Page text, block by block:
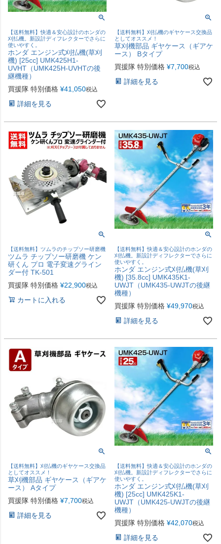
【送料無料】快適＆安心設計のホンダの
刈払機。新設計ディフレクターでさらに
使いやすく。
ホンダ エンジン式刈払機(草刈
機) [25cc] UMK425H1-
UVHT（UMK425H-UVHTの後
継機種）
買援隊 特別価格 ¥41,050税込
詳細を見る
【送料無料】刈払機のギヤケース交換品
としてオススメ！
草刈機部品 ギヤケース（ギアケ
ース） Bタイプ
買援隊 特別価格 ¥7,700税込
詳細を見る
【送料無料】ツムラのチップソー研磨機
ツムラ チップソー研磨機 ケン
研くん プロ 電子変速グライン
ダー付 TK-501
買援隊 特別価格 ¥22,900税込
カートに入れる
【送料無料】快適＆安心設計のホンダの
刈払機。新設計ディフレクターでさらに
使いやすく。
ホンダ エンジン式刈払機(草刈
機) [35.8cc] UMK435K1-
UWJT（UMK435-UWJTの後継
機種）
買援隊 特別価格 ¥49,970税込
詳細を見る
【送料無料】刈払機のギヤケース交換品
としてオススメ！
草刈機部品 ギヤケース（ギアケ
ース） Aタイプ
買援隊 特別価格 ¥7,700税込
詳細を見る
【送料無料】快適＆安心設計のホンダの
刈払機。新設計ディフレクターでさらに
使いやすく。
ホンダ エンジン式刈払機(草刈
機) [25cc] UMK425K1-
UWJT（UMK425-UWJTの後継
機種）
買援隊 特別価格 ¥42,070税込
詳細を見る